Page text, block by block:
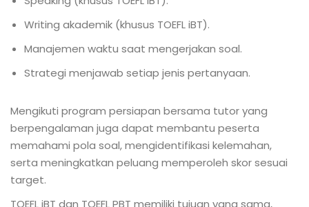
Writing akademik (khusus TOEFL iBT).
Manajemen waktu saat mengerjakan soal.
Strategi menjawab setiap jenis pertanyaan.
Mengikuti program persiapan bersama tutor yang
berpengalaman juga dapat membantu peserta
memahami pola soal, mengidentifikasi kelemahan,
serta meningkatkan peluang memperoleh skor sesuai
target.
TOEFL iBT dan TOEFL PBT memiliki tujuan yang sama,